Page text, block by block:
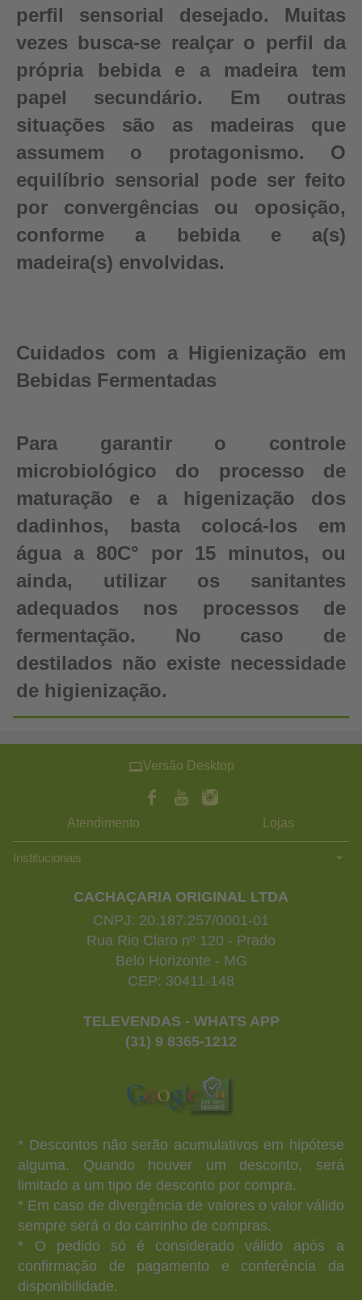
perfil sensorial desejado. Muitas
vezes busca-se realçar o perfil da
própria bebida e a madeira tem
papel secundário. Em outras
situações são as madeiras que
assumem o protagonismo. O
equilíbrio sensorial pode ser feito
por convergências ou oposição,
conforme a bebida e a(s)
madeira(s) envolvidas.
Cuidados com a Higienização em
Bebidas Fermentadas
Para garantir o controle
microbiológico do processo de
maturação e a higenização dos
dadinhos, basta colocá-los em
água a 80C° por 15 minutos, ou
ainda, utilizar os sanitantes
adequados nos processos de
fermentação. No caso de
destilados não existe necessidade
de higienização.
Versão Desktop
Atendimento Lojas
Institucionais
CACHAÇARIA ORIGINAL LTDA
CNPJ: 20.187.257/0001-01
Rua Rio Claro nº 120 - Prado
Belo Horizonte - MG
CEP: 30411-148
TELEVENDAS - WHATS APP
(31) 9 8365-1212
* Descontos não serão acumulativos em hipótese
alguma. Quando houver um desconto, será
limitado a um tipo de desconto por compra.
* Em caso de divergência de valores o valor válido
sempre será o do carrinho de compras.
* O pedido só é considerado válido após a
confirmação de pagamento e conferência da
disponibilidade.